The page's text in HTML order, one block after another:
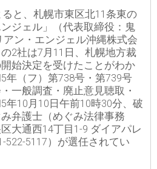
と、札幌市東区北11条東の
ンジェル」（代表取締役：鬼
ン・エンジェル沖縄株式会
2社は7月11日、札幌地方裁
始決定を受けたことがわか
年（フ）第738号・第739号
一般調査・廃止意見聴取・
年10月10日午前10時30分、破
弁護士（めぐみ法律事務
大通西14丁目1-9 ダイアパレ
522-5117）が選任されてい